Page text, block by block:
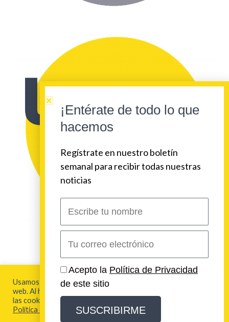
2026 Urban Beat Contenidos
Aviso Legal y Política de Privacidad
Usamos cookies para brindarte la mejor experiencia en esta
web. Al hacer clic en "Aceptar todo", acepta el uso de TODAS
las cookies. Para más información visita nuestra
Política de Cookies
¡Entérate de todo lo que
hacemos
Regístrate en nuestro boletín
semanal para recibir todas nuestras
noticias
nombre
electrónico
Acepto la Política de Privacidad
de este sitio
SUSCRIBIRME